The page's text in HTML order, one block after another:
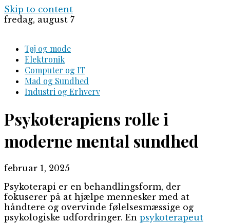
Skip to content
fredag, august 7
Tøj og mode
Elektronik
Computer og IT
Mad og Sundhed
Industri og Erhverv
Psykoterapiens rolle i
moderne mental sundhed
februar 1, 2025
Psykoterapi er en behandlingsform, der
fokuserer på at hjælpe mennesker med at
håndtere og overvinde følelsesmæssige og
psykologiske udfordringer. En psykoterapeut